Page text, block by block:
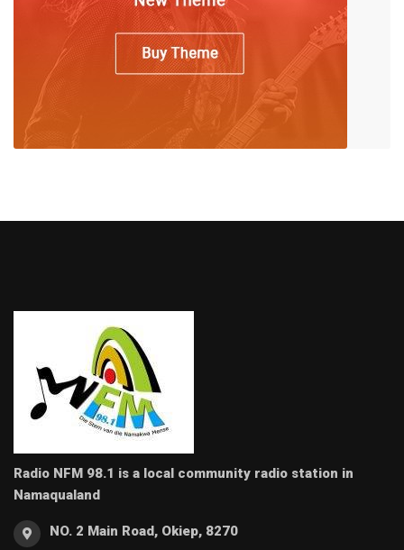
Radio NFM 98.1 is a local community radio station in
Namaqualand
NO. 2 Main Road, Okiep, 8270